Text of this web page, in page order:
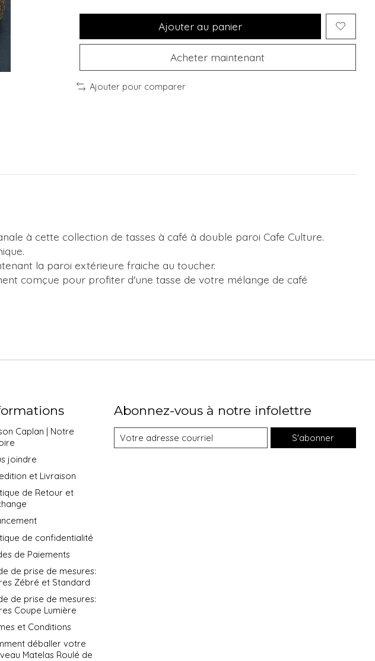
Ajouter au panier
Acheter maintenant
Ajouter pour comparer
à cette collection de tasses à café à double paroi Cafe Culture.
la paroi extérieure fraiche au toucher.
comçue pour profiter d'une tasse de votre mélange de café
Caplan | Notre
joindre
et Livraison
de Retour et
de confidentialité
de Paiements
de prise de mesures:
Zébré et Standard
de prise de mesures:
Coupe Lumière
et Conditions
déballer votre
Matelas Roulé de
Abonnez-vous à notre infolettre
S'abonner